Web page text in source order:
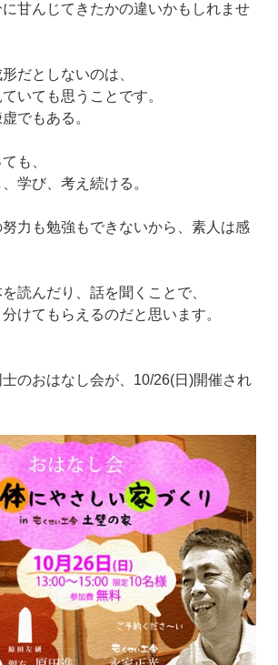
甘んじてきたかの違いかもしれませ
だとしないのは、
いても思うことです。
でもある。
も、
学び、考え続ける。
努力も勉強もできないから、素人は感
読んだり、話を聞くことで、
けてもらえるのだと思います。
のおはなし会が、10/26(日)開催され